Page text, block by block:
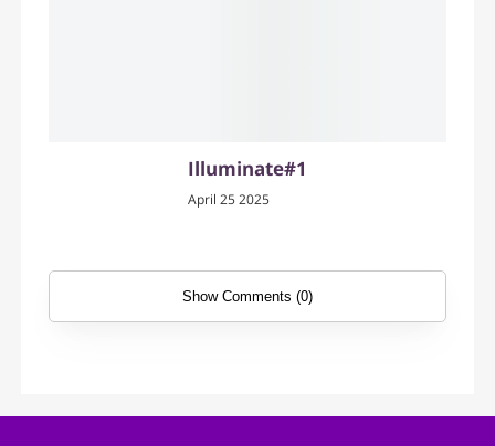
Illuminate#1
April 25 2025
Show Comments (0)